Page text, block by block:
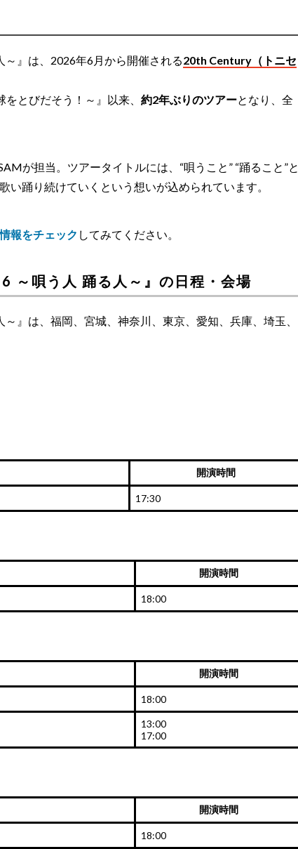
～』は、2026年6月から開催される20th Century（トニセ
とびだそう！～』以来、 約2年ぶりのツアーとなり、全
が担当。ツアータイトルには、“唄うこと” “踊ること”と
踊り続けていくという想いが込められています。
報をチェック してみてください。
唄う人 踊る人～』の日程・会場
～』は、福岡、宮城、神奈川、東京、愛知、兵庫、埼玉、
開演時間
17:30
開演時間
18:00
開演時間
18:00
13:00
17:00
開演時間
18:00